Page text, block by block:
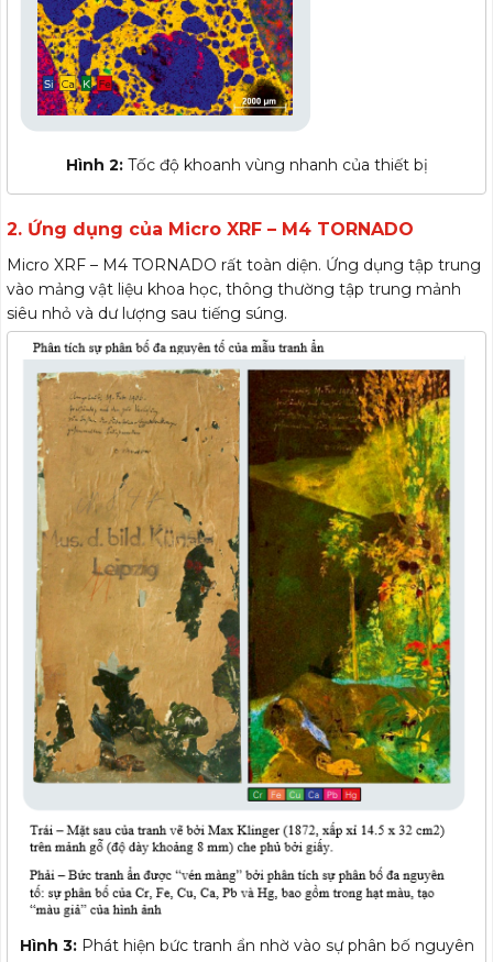
Hình 2:Tốc độ khoanh vùng nhanh của thiết bị
2. Ứng dụng của Micro XRF – M4 TORNADO
Micro XRF – M4 TORNADO rất toàn diện. Ứng dụng tập trung
vào mảng vật liệu khoa học, thông thường tập trung mảnh
siêu nhỏ và dư lượng sau tiếng súng.
Hình 3:Phát hiện bức tranh ẩn nhờ vào sự phân bố nguyên